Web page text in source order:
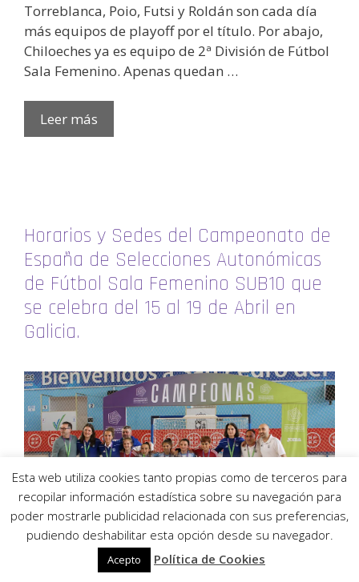
Torreblanca, Poio, Futsi y Roldán son cada día
más equipos de playoff por el título. Por abajo,
Chiloeches ya es equipo de 2ª División de Fútbol
Sala Femenino. Apenas quedan …
Leer más
Horarios y Sedes del Campeonato de
España de Selecciones Autonómicas
de Fútbol Sala Femenino SUB10 que
se celebra del 15 al 19 de Abril en
Galicia.
Esta web utiliza cookies tanto propias como de terceros para
recopilar información estadística sobre su navegación para
poder mostrarle publicidad relacionada con sus preferencias,
pudiendo deshabilitar esta opción desde su navegador.
Acepto Política de Cookies